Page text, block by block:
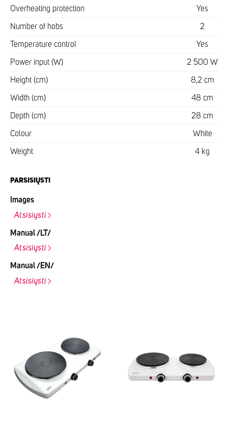
Overheating protection Yes
Number of hobs 2
Temperature control Yes
Power input (W) 2 500 W
Height (cm) 8,2 cm
Width (cm) 48 cm
Depth (cm) 28 cm
Colour White
Weight 4 kg
PARSISIŲSTI
Images
Atsisiųsti
Manual /LT/
Atsisiųsti
Manual /EN/
Atsisiųsti